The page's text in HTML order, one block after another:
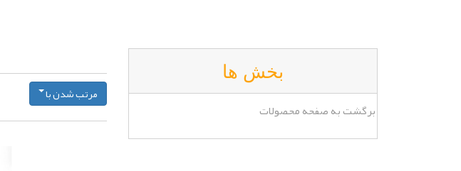
بخش ها
برگشت به صفحه محصولات
مرتب شدن با